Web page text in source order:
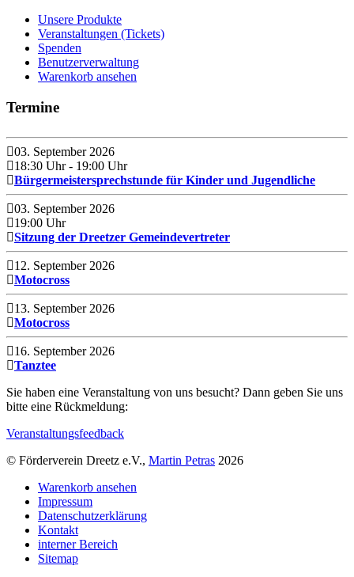
Unsere Produkte
Veranstaltungen (Tickets)
Spenden
Benutzerverwaltung
Warenkorb ansehen
Termine
03. September 2026
18:30 Uhr - 19:00 Uhr
Bürgermeistersprechstunde für Kinder und Jugendliche
03. September 2026
19:00 Uhr
Sitzung der Dreetzer Gemeindevertreter
12. September 2026
Motocross
13. September 2026
Motocross
16. September 2026
Tanztee
Sie haben eine Veranstaltung von uns besucht? Dann geben Sie uns
bitte eine Rückmeldung:
Veranstaltungsfeedback
© Förderverein Dreetz e.V., Martin Petras 2026
Warenkorb ansehen
Impressum
Datenschutzerklärung
Kontakt
interner Bereich
Sitemap